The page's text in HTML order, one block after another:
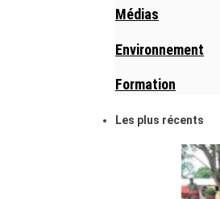
Médias
Environnement
Formation
Les plus récents